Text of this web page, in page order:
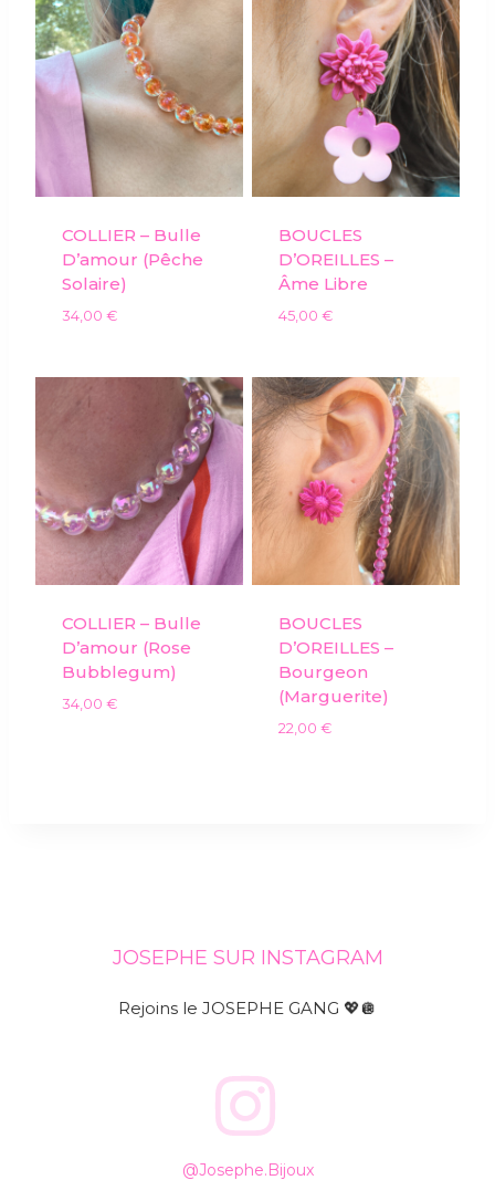
COLLIER – Bulle
D’amour (pêche
Solaire)
34,00 €
BOUCLES
D’OREILLES –
Âme Libre
45,00 €
COLLIER – Bulle
D’amour (rose
Bubblegum)
34,00 €
BOUCLES
D’OREILLES –
Bourgeon
(marguerite)
22,00 €
JOSEPHE SUR INSTAGRAM
Rejoins le JOSEPHE GANG 💖🪩
@josephe.bijoux